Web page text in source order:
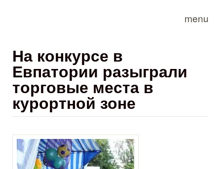
menu
На конкурсе в
Евпатории разыграли
торговые места в
курортной зоне